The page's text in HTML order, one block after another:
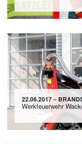
22.06.2017 –
Werkfeuerwehr